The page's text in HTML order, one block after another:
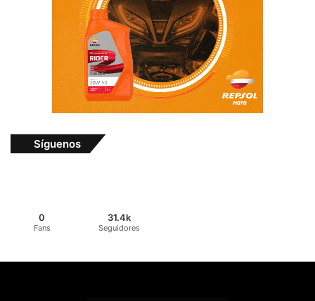
Síguenos
0
Fans
31.4k
Seguidores